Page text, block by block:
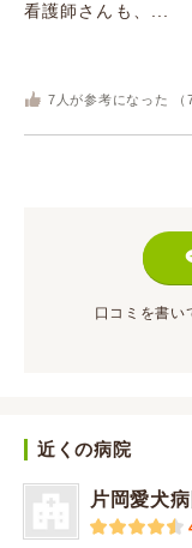
看護師さんも、...
7 人が参考になった （
口コミを書い
近くの病院
片岡愛犬